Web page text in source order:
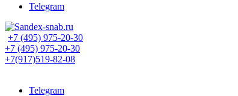
Telegram
+7 (495) 975-20-30
+7 (495) 975-20-30
+7(917)519-82-08
Telegram